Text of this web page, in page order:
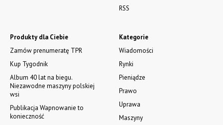
Kategorie
Wiadomości
Rynki
Pieniądze
Prawo
Uprawa
Maszyny
Produkty dla Ciebie
Zamów prenumeratę TPR
Kup Tygodnik
Album 40 lat na biegu.
Niezawodne maszyny polskiej
wsi
Publikacja Wapnowanie to
konieczność
RSS